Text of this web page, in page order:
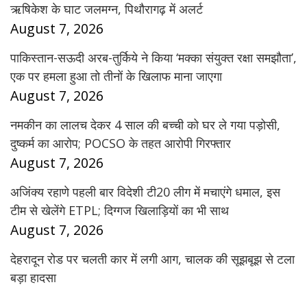
ऋषिकेश के घाट जलमग्न, पिथौरागढ़ में अलर्ट
August 7, 2026
पाकिस्तान-सऊदी अरब-तुर्किये ने किया ‘मक्का संयुक्त रक्षा समझौता’,
एक पर हमला हुआ तो तीनों के खिलाफ माना जाएगा
August 7, 2026
नमकीन का लालच देकर 4 साल की बच्ची को घर ले गया पड़ोसी,
दुष्कर्म का आरोप; POCSO के तहत आरोपी गिरफ्तार
August 7, 2026
अजिंक्य रहाणे पहली बार विदेशी टी20 लीग में मचाएंगे धमाल, इस
टीम से खेलेंगे ETPL; दिग्गज खिलाड़ियों का भी साथ
August 7, 2026
देहरादून रोड पर चलती कार में लगी आग, चालक की सूझबूझ से टला
बड़ा हादसा